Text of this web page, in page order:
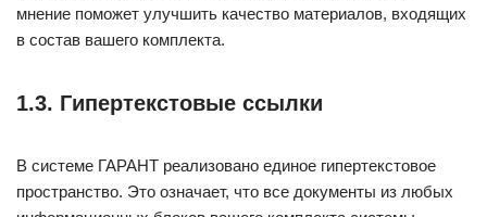
мнение поможет улучшить качество материалов, входящих
в состав вашего комплекта.
1.3. Гипертекстовые ссылки
В системе ГАРАНТ реализовано единое гипертекстовое
пространство. Это означает, что все документы из любых